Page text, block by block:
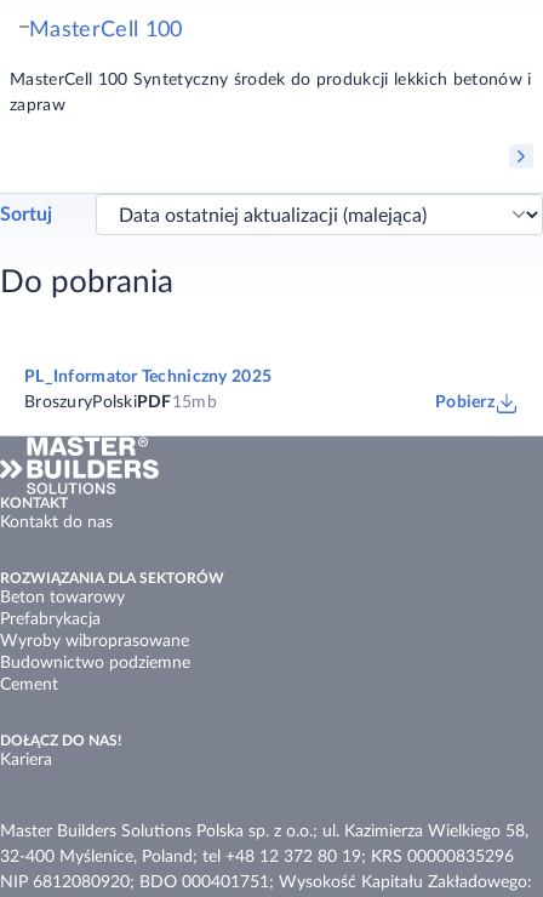
MasterCell 100
MasterCell 100 Syntetyczny środek do produkcji lekkich betonów i
zapraw
Sortuj
Do pobrania
PL_Informator Techniczny 2025
BroszuryPolskiPDF15mb Pobierz
KONTAKT
Kontakt do nas
ROZWIĄZANIA DLA SEKTORÓW
Beton towarowy
Prefabrykacja
Wyroby wibroprasowane
Budownictwo podziemne
Cement
DOŁĄCZ DO NAS!
Kariera
Master Builders Solutions Polska sp. z o.o.; ul. Kazimierza Wielkiego 58,
32-400 Myślenice, Poland; tel +48 12 372 80 19; KRS 00000835296
NIP 6812080920; BDO 000401751; Wysokość Kapitału Zakładowego: